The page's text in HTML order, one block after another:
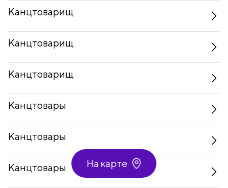
На карте
Канцтоварищ
Канцтоварищ
Канцтоварищ
Канцтовары
Канцтовары
Канцтовары